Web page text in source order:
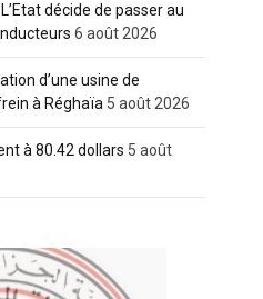
décide de passer au
6 août 2026
d’une usine de
à Réghaïa 5 août 2026
à 80.42 dollars 5 août